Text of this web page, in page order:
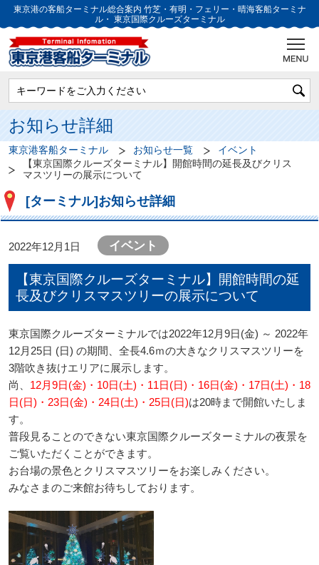
東京港の客船ターミナル総合案内 竹芝・有明・フェリー・晴海客船ターミナ
ル・ 東京国際クルーズターミナル
お知らせ詳細
東京港客船ターミナル お知らせ一覧
イベント
【東京国際クルーズターミナル】開館時間の延長及びクリス
マスツリーの展示について
[ターミナル]お知らせ詳細
2022年12月1日 イベント
【東京国際クルーズターミナル】開館時間の延
長及びクリスマスツリーの展示について
東京国際クルーズターミナルでは2022年12月9日(金) ～ 2022年
12月25日 (日) の期間、全長4.6ｍの大きなクリスマスツリーを
3階吹き抜けエリアに展示します。
尚、 12月9日(金)・10日(土)・11日(日)・16日(金)・17日(土)・18
日(日)・23日(金)・24日(土)・25日(日)は20時まで開館いたしま
す。
普段見ることのできない東京国際クルーズターミナルの夜景を
ご覧いただくことができます。
お台場の景色とクリスマスツリーをお楽しみください。
みなさまのご来館お待ちしております。